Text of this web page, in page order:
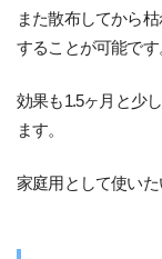
また散布してから
することが可能です
効果も1.5ヶ月と少
ます。
家庭用として使いた